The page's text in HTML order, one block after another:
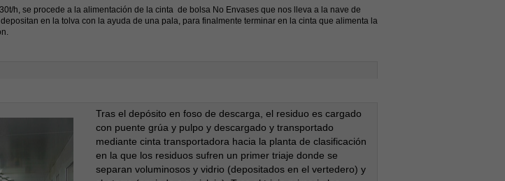
h, se procede a la alimentación de la cinta de bolsa No Envases que nos lleva a la nave de
en la tolva con la ayuda de una pala, para finalmente terminar en la cinta que alimenta la
Tras el depósito en foso de descarga, el residuo es cargado
con puente grúa y pulpo y descargado y transportado
mediante cinta transportadora hacia la planta de clasificación
en la que los residuos sufren un primer triaje donde se
separan voluminosos y vidrio (depositados en el vertedero) y